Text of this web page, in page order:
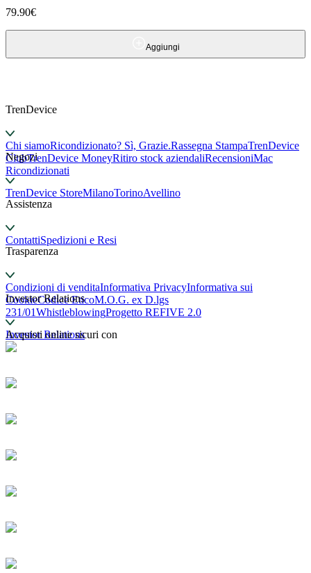
79.90€
Aggiungi
TrenDevice
Chi siamoRicondizionato? Sì, Grazie.Rassegna StampaTrenDevice
ClubTrenDevice MoneyRitiro stock aziendaliRecensioniMac
Ricondizionati
Negozi
TrenDevice StoreMilanoTorinoAvellino
Assistenza
ContattiSpedizioni e Resi
Trasparenza
Condizioni di venditaInformativa PrivacyInformativa sui
CookieCodice EticoM.O.G. ex D.lgs
231/01WhistleblowingProgetto REFIVE 2.0
Investor Relations
Investor Relations
Acquisti online sicuri con